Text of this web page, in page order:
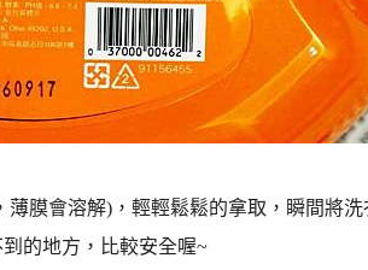
膜會溶解)，輕輕鬆鬆的拿取，瞬間將
的地方，比較安全喔~